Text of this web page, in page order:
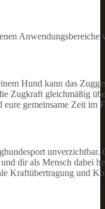
Hund kann das
Zugkraft gleichmäßig
gemeinsame Zeit im
dir als Mensch dabei
Kraftübertragung und